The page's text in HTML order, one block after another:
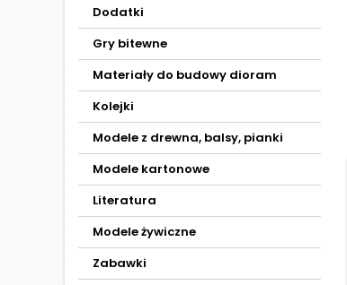
Dodatki
Gry bitewne
Materiały do budowy dioram
Kolejki
Modele z drewna, balsy, pianki
Modele kartonowe
Literatura
Modele żywiczne
Zabawki